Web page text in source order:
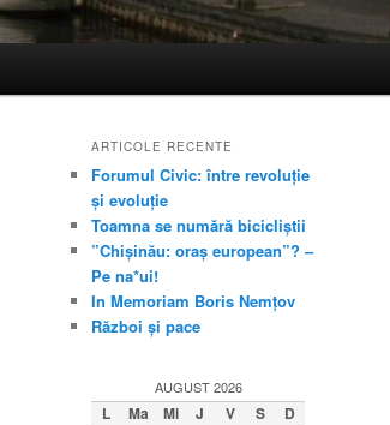
ARTICOLE RECENTE
Forumul Civic: între revoluție
și evoluție
Toamna se numără bicicliștii
”Chișinău: oraș european”? –
Pe na*ui!
In Memoriam Boris Nemțov
Război și pace
AUGUST 2026
L Ma Mi J V S D